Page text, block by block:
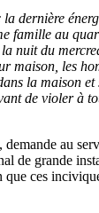
la dernière
famille au
nuit du
maison, les
la maison
de violer à
au
de grande
que ces